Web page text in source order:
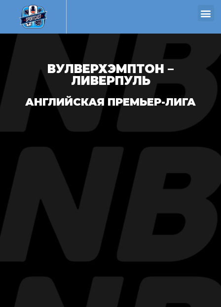
ВУЛВЕРХЭМПТОН –
ЛИВЕРПУЛЬ
АНГЛИЙСКАЯ ПРЕМЬЕР-ЛИГА